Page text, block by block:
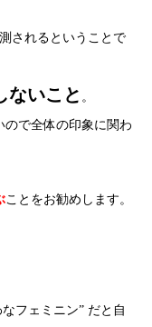
されるということで
ないこと 。
ので全体の印象に関わ
ことをお勧めします。
フェミニン” だと自